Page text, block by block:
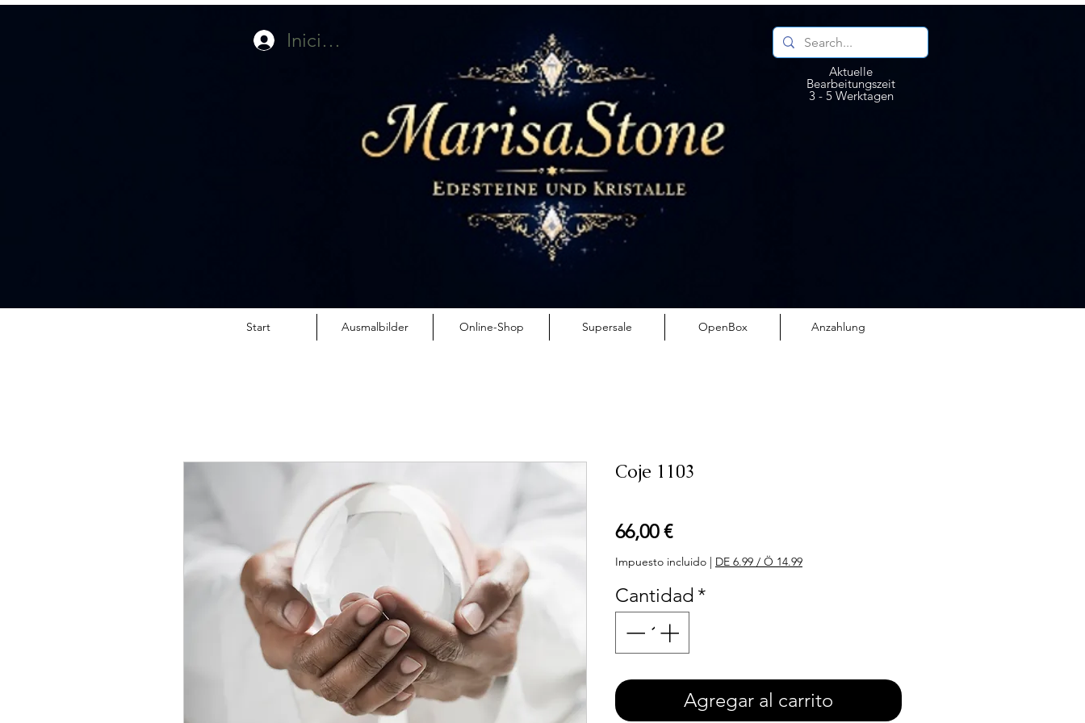
Aktuelle
Bearbeitungszeit
3 - 5 Werktagen
Iniciar sesión
Start Ausmalbilder Online-Shop Supersale OpenBox Anzahlung
Coje 1103
66,00 €Precio
Impuesto incluido | DE 6.99 / Ö 14.99
Cantidad *
Agregar al carrito